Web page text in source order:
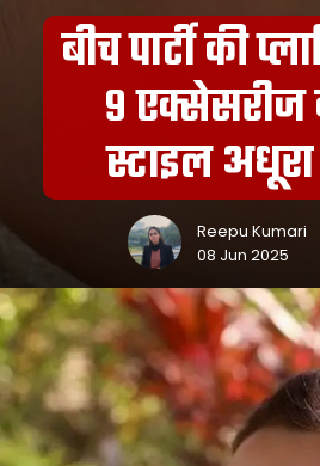
बीच पार्टी की
9 एक्सेसरीज
स्टाइल
Reepu Kumari
08 Jun 2025